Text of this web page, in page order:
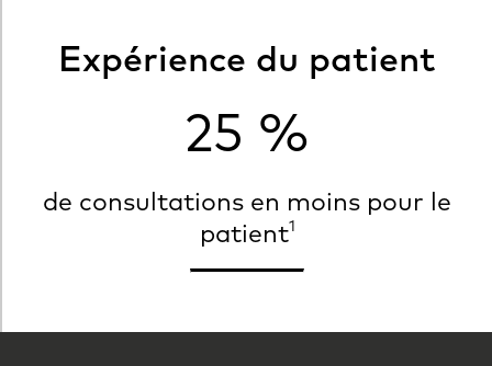
Expérience du patient
25 %
de consultations en moins pour le
patient1